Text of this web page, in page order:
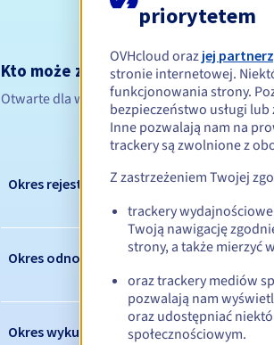
Kto może zarejestrować domenę
Otwarte dla wszystkich osób fizycznych i
Okres rejestracji
Okres odnowienia
Okres wykupu
priorytetem
OVHcloud oraz jej
stronie internetowej.
funkcjonowania strony.
bezpieczeństwo usługi
Inne pozwalają nam na
trackery są zwolnione z
Z zastrzeżeniem Twojej
trackery
Twoją nawigację
strony, a także mierzyć
oraz trackery mediów
pozwalają nam
oraz udostępniać
społecznościowym.